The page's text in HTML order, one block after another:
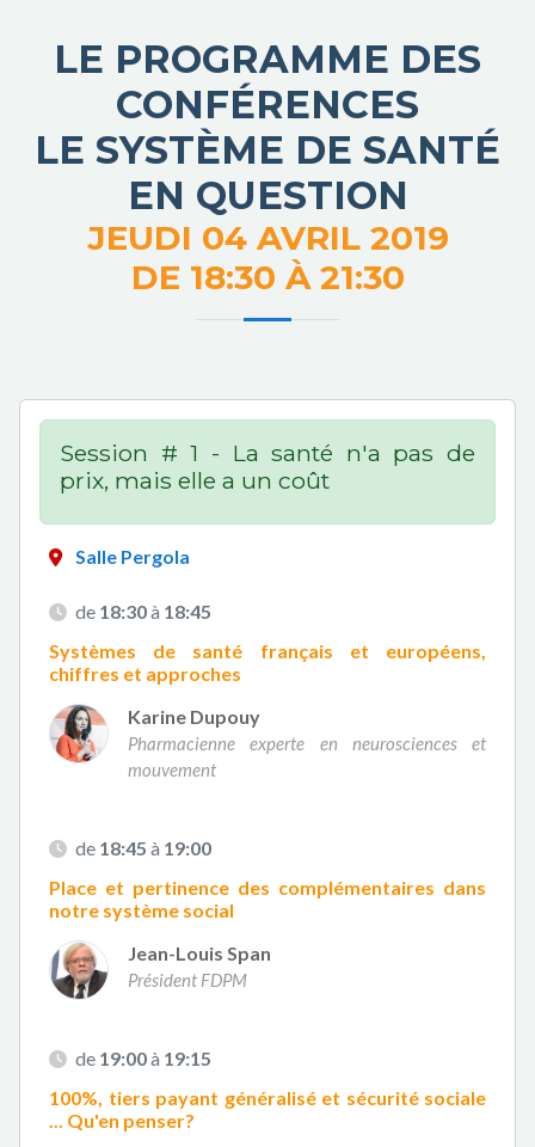
LE PROGRAMME DES
CONFÉRENCES
LE SYSTÈME DE SANTÉ
EN QUESTION
JEUDI 04 AVRIL 2019
DE 18:30 À 21:30
Session # 1 - La santé n'a pas de
prix, mais elle a un coût
Salle Pergola
de 18:30à 18:45
Systèmes de santé français et européens,
chiffres et approches
Karine Dupouy
Pharmacienne experte en neurosciences et
mouvement
de 18:45 à 19:00
Place et pertinence des complémentaires dans
notre système social
Jean-Louis Span
Président FDPM
de 19:00à 19:15
100%, tiers payant généralisé et sécurité sociale
... Qu'en penser?